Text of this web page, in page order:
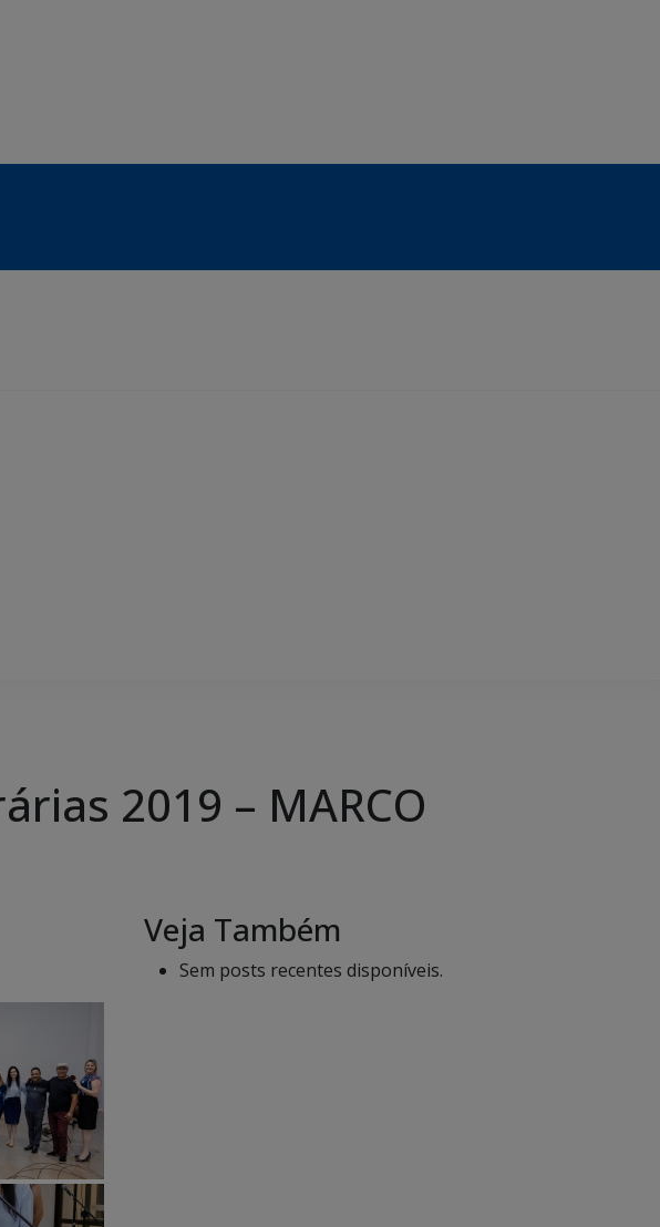
2019 – MARCO
Veja Também
Sem posts recentes disponíveis.